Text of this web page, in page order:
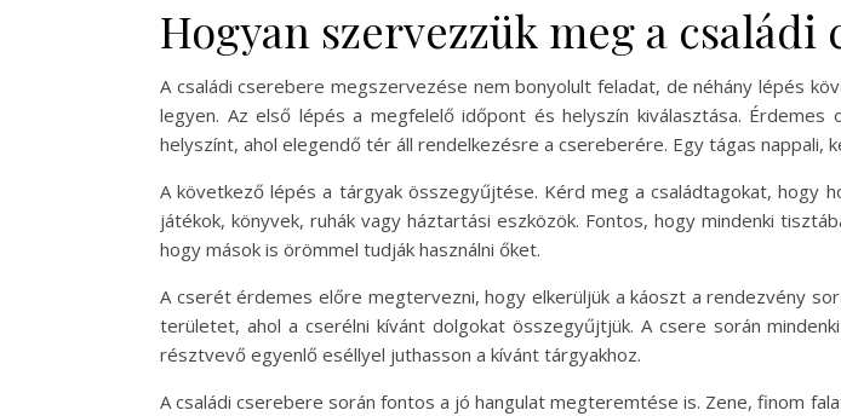
Hogyan szervezzük meg a családi
A családi cserebere megszervezése nem bonyolult feladat, de néhány lépés
legyen. Az első lépés a megfelelő időpont és helyszín kiválasztása.
helyszínt, ahol elegendő tér áll rendelkezésre a csereberére. Egy tágas nappali,
A következő lépés a tárgyak összegyűjtése. Kérd meg a családtagokat, hogy
játékok, könyvek, ruhák vagy háztartási eszközök. Fontos, hogy mindenki
hogy mások is örömmel tudják használni őket.
A cserét érdemes előre megtervezni, hogy elkerüljük a káoszt a rendezvény
területet, ahol a cserélni kívánt dolgokat összegyűjtjük. A csere során
résztvevő egyenlő eséllyel juthasson a kívánt tárgyakhoz.
A családi cserebere során fontos a jó hangulat megteremtése is. Zene, finom